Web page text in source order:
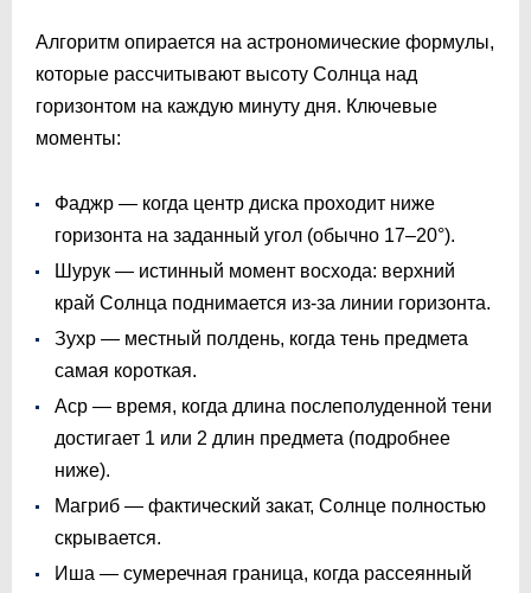
Алгоритм опирается на астрономические формулы,
которые рассчитывают высоту Солнца над
горизонтом на каждую минуту дня. Ключевые
моменты:
Фаджр — когда центр диска проходит ниже
горизонта на заданный угол (обычно 17–20°).
Шурук — истинный момент восхода: верхний
край Солнца поднимается из-за линии горизонта.
Зухр — местный полдень, когда тень предмета
самая короткая.
Аср — время, когда длина послеполуденной тени
достигает 1 или 2 длин предмета (подробнее
ниже).
Магриб — фактический закат, Солнце полностью
скрывается.
Иша — сумеречная граница, когда рассеянный